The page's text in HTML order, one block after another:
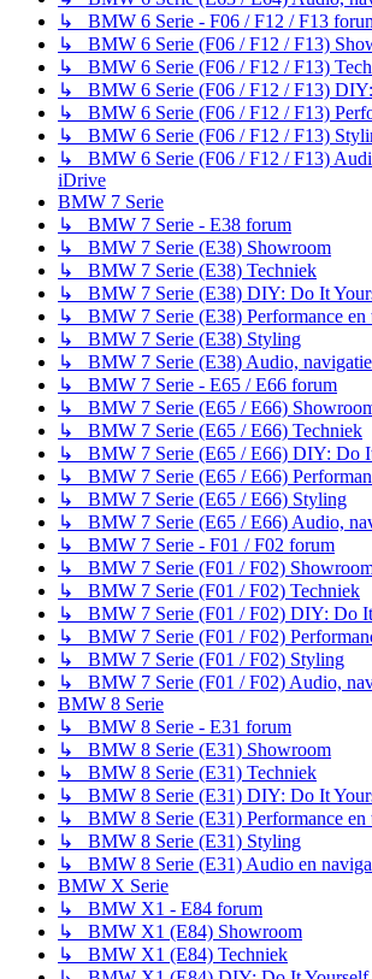
↳ BMW 6 Serie - F06 / F12 / F13
↳ BMW 6 Serie (F06 / F12 / F13)
↳ BMW 6 Serie (F06 / F12 / F13)
↳ BMW 6 Serie (F06 / F12 / F13)
↳ BMW 6 Serie (F06 / F12 / F13)
↳ BMW 6 Serie (F06 / F12 / F13)
↳ BMW 6 Serie (F06 / F12 / F13)
iDrive
BMW 7 Serie
↳ BMW 7 Serie - E38 forum
↳ BMW 7 Serie (E38) Showroom
↳ BMW 7 Serie (E38) Techniek
↳ BMW 7 Serie (E38) DIY: Do It
↳ BMW 7 Serie (E38) Performance en
↳ BMW 7 Serie (E38) Styling
↳ BMW 7 Serie (E38) Audio,
↳ BMW 7 Serie - E65 / E66 forum
↳ BMW 7 Serie (E65 / E66)
↳ BMW 7 Serie (E65 / E66) Techniek
↳ BMW 7 Serie (E65 / E66) DIY: Do
↳ BMW 7 Serie (E65 / E66)
↳ BMW 7 Serie (E65 / E66) Styling
↳ BMW 7 Serie (E65 / E66) Audio,
↳ BMW 7 Serie - F01 / F02 forum
↳ BMW 7 Serie (F01 / F02)
↳ BMW 7 Serie (F01 / F02) Techniek
↳ BMW 7 Serie (F01 / F02) DIY: Do
↳ BMW 7 Serie (F01 / F02)
↳ BMW 7 Serie (F01 / F02) Styling
↳ BMW 7 Serie (F01 / F02) Audio,
BMW 8 Serie
↳ BMW 8 Serie - E31 forum
↳ BMW 8 Serie (E31) Showroom
↳ BMW 8 Serie (E31) Techniek
↳ BMW 8 Serie (E31) DIY: Do It
↳ BMW 8 Serie (E31) Performance en
↳ BMW 8 Serie (E31) Styling
↳ BMW 8 Serie (E31) Audio en
BMW X Serie
↳ BMW X1 - E84 forum
↳ BMW X1 (E84) Showroom
↳ BMW X1 (E84) Techniek